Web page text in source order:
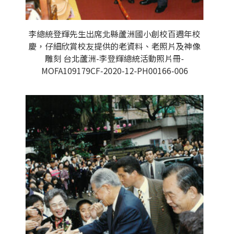
李總統登輝先生出席北縣蘆洲國小創校百週年校
慶，仔細欣賞校友提供的老資料、老照片及神像
雕刻 台北蘆洲-李登輝總統活動照片冊-
MOFA109179CF-2020-12-PH00166-006